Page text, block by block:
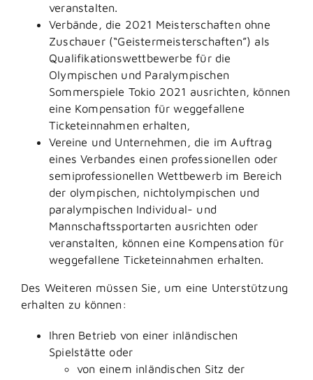
veranstalten.
Verbände, die 2021 Meisterschaften ohne
Zuschauer (“Geistermeisterschaften”) als
Qualifikationswettbewerbe für die
Olympischen und Paralympischen
Sommerspiele Tokio 2021 ausrichten, können
eine Kompensation für weggefallene
Ticketeinnahmen erhalten,
Vereine und Unternehmen, die im Auftrag
eines Verbandes einen professionellen oder
semiprofessionellen Wettbewerb im Bereich
der olympischen, nichtolympischen und
paralympischen Individual- und
Mannschaftssportarten ausrichten oder
veranstalten, können eine Kompensation für
weggefallene Ticketeinnahmen erhalten.
Des Weiteren müssen Sie, um eine Unterstützung
erhalten zu können:
Ihren Betrieb von einer inländischen
Spielstätte oder
von einem inländischen Sitz der